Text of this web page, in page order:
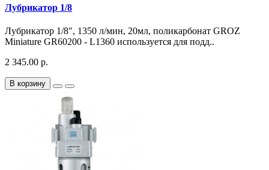
Лубрикатор 1/8
Лубрикатор 1/8", 1350 л/мин, 20мл, поликарбонат GROZ
Miniature GR60200 - L1360 используется для подд..
2 345.00 р.
В корзину